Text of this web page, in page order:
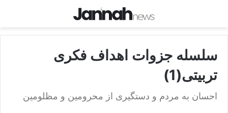
سلسله جزوات اهداف فکری
تربیتی(1)
احسان به مردم و دستگیری از محرومین و مظلومین